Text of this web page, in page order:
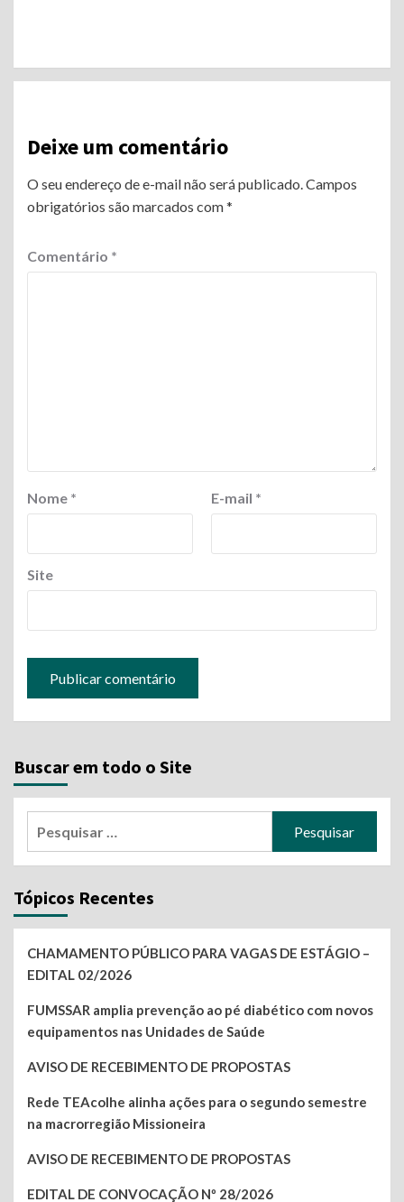
Continue
Reading
Deixe um comentário
O seu endereço de e-mail não será publicado.Campos
obrigatórios são marcados com*
Comentário *
Nome * E-mail *
Site
Buscar em todo o Site
Tópicos Recentes
CHAMAMENTO PÚBLICO PARA VAGAS DE ESTÁGIO –
EDITAL 02/2026
FUMSSAR amplia prevenção ao pé diabético com novos
equipamentos nas Unidades de Saúde
AVISO DE RECEBIMENTO DE PROPOSTAS
Rede TEAcolhe alinha ações para o segundo semestre
na macrorregião Missioneira
AVISO DE RECEBIMENTO DE PROPOSTAS
EDITAL DE CONVOCAÇÃO Nº 28/2026